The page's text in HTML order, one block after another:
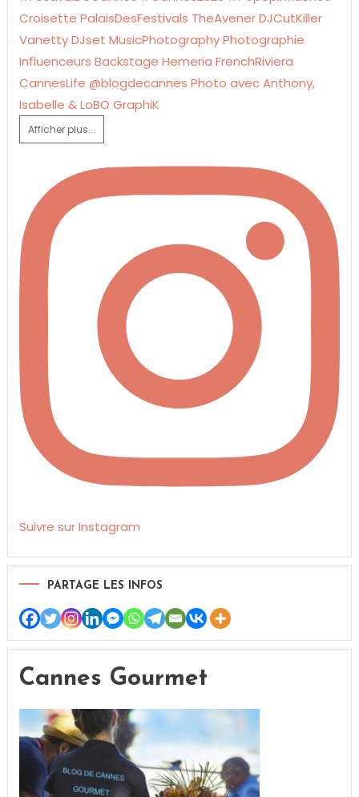
Afficher plus...
Suivre sur Instagram
PARTAGE LES INFOS
Cannes Gourmet